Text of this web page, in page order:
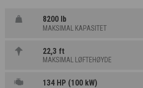
8200 lb
MAKSIMAL KAPASITET
22,3 ft
MAKSIMAL LØFTEHØYDE
134 HP (100 kW)